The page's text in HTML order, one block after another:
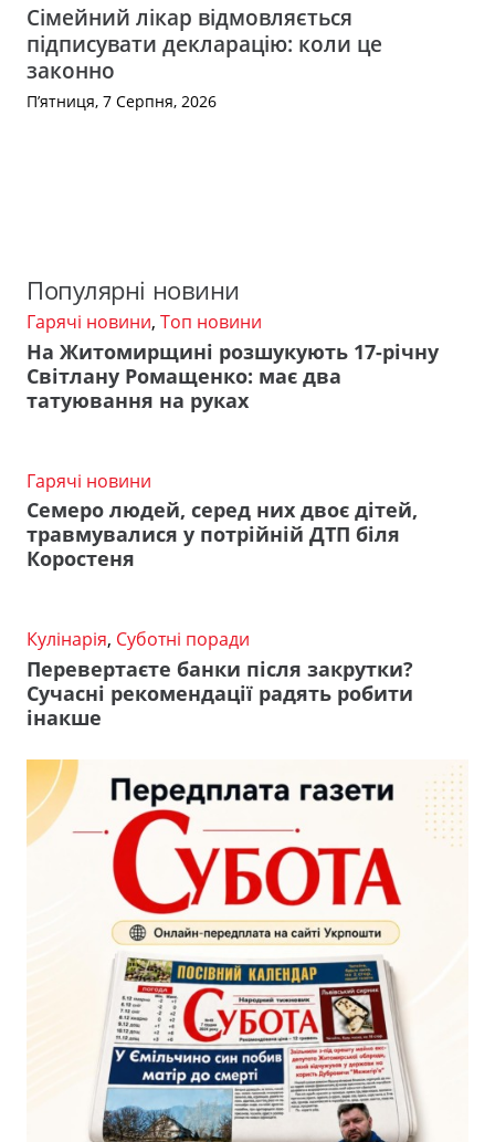
Сімейний лікар відмовляється
підписувати декларацію: коли це
законно
П’ятниця, 7 Серпня, 2026
Популярні новини
Гарячі новини, Топ новини
На Житомирщині розшукують 17-річну
Світлану Ромащенко: має два
татуювання на руках
Гарячі новини
Семеро людей, серед них двоє дітей,
травмувалися у потрійній ДТП біля
Коростеня
Кулінарія, Суботні поради
Перевертаєте банки після закрутки?
Сучасні рекомендації радять робити
інакше